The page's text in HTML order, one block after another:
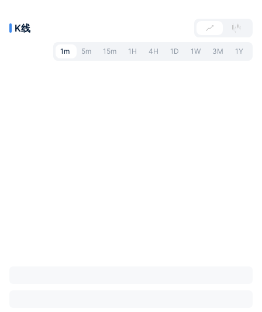
K线
1m 5m 15m 1H 4H 1D 1W 3M 1Y